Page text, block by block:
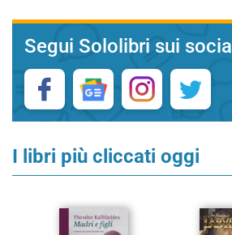
Segui Sololibri sui social
I libri più cliccati oggi